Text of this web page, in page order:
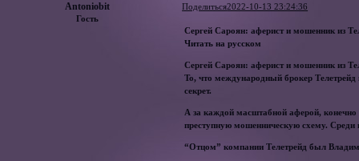
Поделиться2022-10-13 23:24:36
Antoniobit
Гость
Сергей Сароян: аферист и мошенник из
Читать на русском
Сергей Сароян: аферист и мошенник из
То, что международный брокер
секрет.
А за каждой масштабной аферой, конечно
преступную мошенническую схему. Среди
“Отцом” компании Телетрейд был